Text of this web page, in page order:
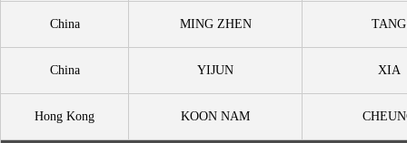
China MING ZHEN TANG
China YIJUN XIA
Hong Kong KOON NAM